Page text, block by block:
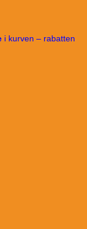
i kurven – rabatten